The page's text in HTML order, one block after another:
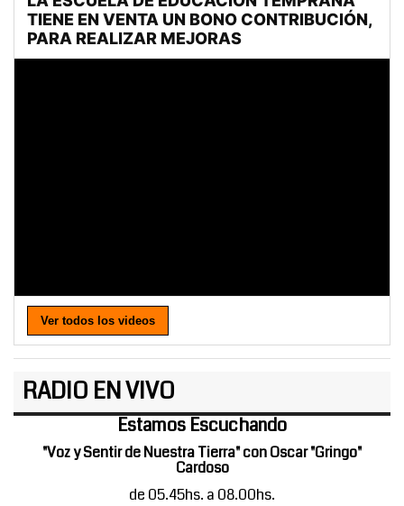
Ver todos los videos
RADIO EN VIVO
Estamos Escuchando
"Voz y Sentir de Nuestra Tierra" con Oscar "Gringo"
Cardoso
de 05.45hs. a 08.00hs.